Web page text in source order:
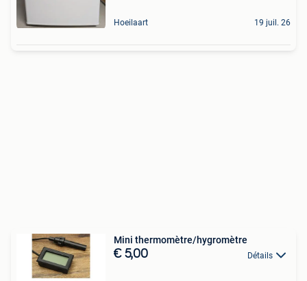
Hoeilaart 19 juil. 26
Mini thermomètre/hygromètre
€ 5,00 Détails